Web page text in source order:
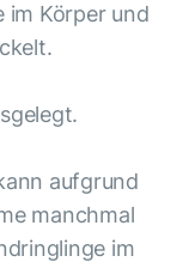
im Körper und
aufgrund
manchmal
im